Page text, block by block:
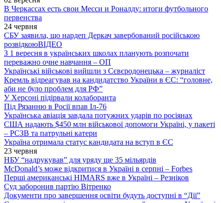
В Черкассах есть свои Месси и Роналду: итоги футбольного
первенства
24 червня
СБУ заявила, що нардеп Деркач завербований російською
розвідкоюВІДЕО
З 1 вересня в українських школах планують розпочати
переважно очне навчання – ОП
Українські військові вийшли з Сєвєродонецька – журналіст
Кремль відреагував на кандидатство України в ЄС: “головне,
аби не було проблем для РФ”
У Херсоні підірвали колаборанта
Під Рязанню в Росії впав Іл-76
Українська авіація завдала потужних ударів по росіянах
США надають $450 млн військової допомоги Україні, у пакеті
– РСЗВ та патрульні катери
Україна отримала статус кандидата на вступ в ЄС
23 червня
НБУ “надрукував” для уряду ще 35 мільярдів
McDonald’s може відкритися в Україні в серпні – Forbes
Перші американські HIMARS вже в Україні – Резніков
Суд заборонив партію Вітренко
Документи про завершення освіти будуть доступні в “Дії”